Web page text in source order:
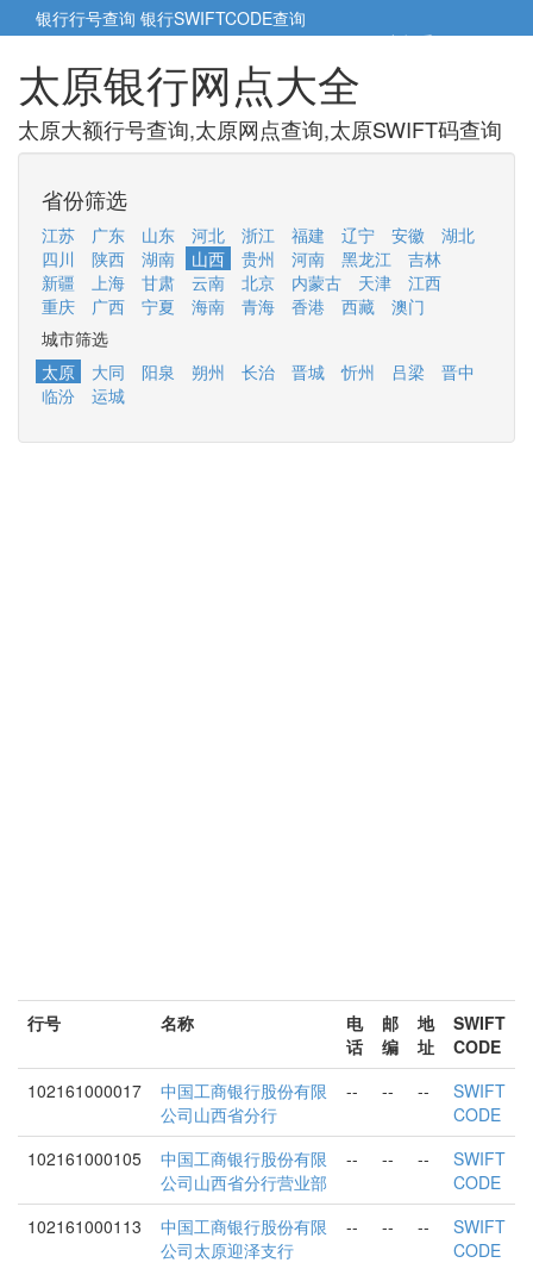
银行行号查询 银行SWIFTCODE查询
5cm小帮手5cm.cn
太原银行网点大全
太原大额行号查询,太原网点查询,太原SWIFT码查询
省份筛选
江苏 广东 山东 河北 浙江 福建 辽宁 安徽
湖北
四川
陕西 湖南 山西 贵州 河南 黑龙江
吉林
新疆
上海 甘肃 云南 北京 内蒙古 天津
江西
重庆
广西 宁夏 海南 青海 香港 西藏
澳门
城市筛选
太原
大同 阳泉 朔州 长治 晋城 忻州 吕梁
晋中
临汾
运城
行号 名称
电
话
邮
编
地
址
SWIFT
CODE
102161000017
中国工商银行股份有限
公司山西省分行
-- -- --
SWIFT
CODE
102161000105
中国工商银行股份有限
公司山西省分行营业部
-- -- --
SWIFT
CODE
102161000113
中国工商银行股份有限
公司太原迎泽支行
-- -- --
SWIFT
CODE